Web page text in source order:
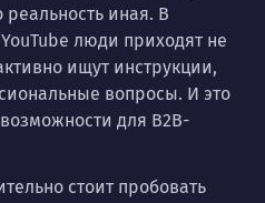
иная. В
люди приходят не
ищут инструкции,
вопросы. И это
для B2B-
стоит пробовать